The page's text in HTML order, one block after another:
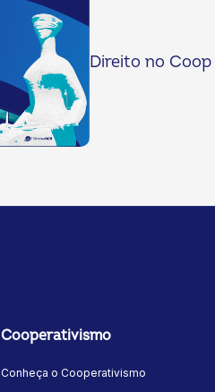
Direito no Coop
Cooperativismo
Conheça o Cooperativismo